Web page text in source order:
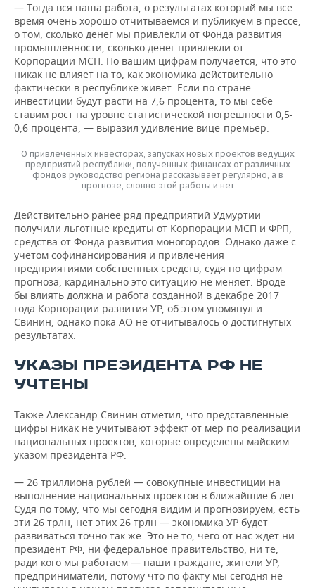
— Тогда вся наша работа, о результатах который мы все
время очень хорошо отчитываемся и публикуем в прессе,
о том, сколько денег мы привлекли от Фонда развития
промышленности, сколько денег привлекли от
Корпорации МСП. По вашим цифрам получается, что это
никак не влияет на то, как экономика действительно
фактически в республике живет. Если по стране
инвестиции будут расти на 7,6 процента, то мы себе
ставим рост на уровне статистической погрешности 0,5-
0,6 процента, — выразил удивление вице-премьер.
О привлеченных инвесторах, запусках новых проектов ведущих
предприятий республики, полученных финансах от различных
фондов руководство региона рассказывает регулярно, а в
прогнозе, словно этой работы и нет
Действительно ранее ряд предприятий Удмуртии
получили льготные кредиты от Корпорации МСП и ФРП,
средства от Фонда развития моногородов. Однако даже с
учетом софинансирования и привлечения
предприятиями собственных средств, судя по цифрам
прогноза, кардинально это ситуацию не меняет. Вроде
бы влиять должна и работа созданной в декабре 2017
года Корпорации развития УР, об этом упомянул и
Свинин, однако пока АО не отчитывалось о достигнутых
результатах.
УКАЗЫ ПРЕЗИДЕНТА РФ НЕ
УЧТЕНЫ
Также Александр Свинин отметил, что представленные
цифры никак не учитывают эффект от мер по реализации
национальных проектов, которые определены майским
указом президента РФ.
— 26 триллиона рублей — совокупные инвестиции на
выполнение национальных проектов в ближайшие 6 лет.
Судя по тому, что мы сегодня видим и прогнозируем, есть
эти 26 трлн, нет этих 26 трлн — экономика УР будет
развиваться точно так же. Это не то, чего от нас ждет ни
президент РФ, ни федеральное правительство, ни те,
ради кого мы работаем — наши граждане, жители УР,
предприниматели, потому что по факту мы сегодня не